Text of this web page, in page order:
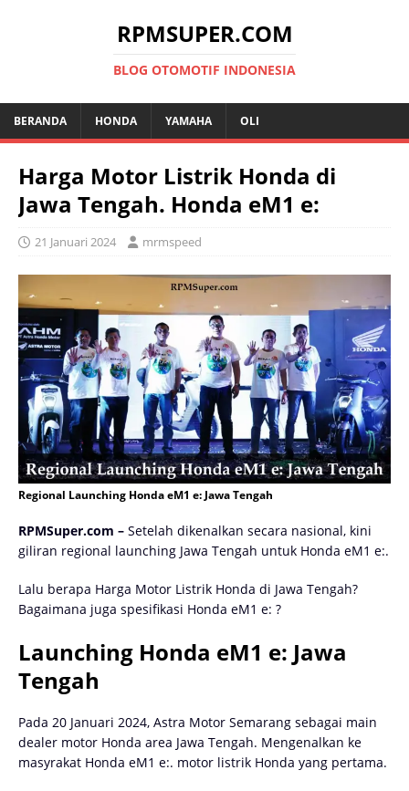
RPMSUPER.COM
BLOG OTOMOTIF INDONESIA
BERANDA HONDA YAMAHA OLI
Harga Motor Listrik Honda di
Jawa Tengah. Honda eM1 e:
21 Januari 2024 mrmspeed
Regional Launching Honda eM1 e: Jawa Tengah
RPMSuper.com – Setelah dikenalkan secara nasional, kini
giliran regional launching Jawa Tengah untuk Honda eM1 e:.
Lalu berapa Harga Motor Listrik Honda di Jawa Tengah?
Bagaimana juga spesifikasi Honda eM1 e: ?
Launching Honda eM1 e: Jawa
Tengah
Pada 20 Januari 2024, Astra Motor Semarang sebagai main
dealer motor Honda area Jawa Tengah. Mengenalkan ke
masyrakat Honda eM1 e:. motor listrik Honda yang pertama.